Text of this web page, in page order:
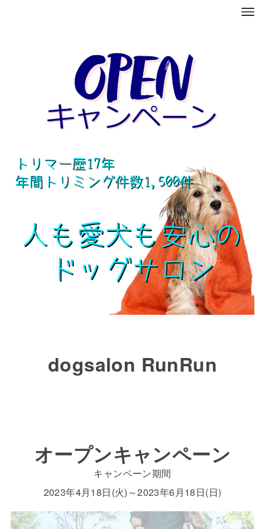
dogsalon RunRun
オープンキャンペーン
キャンペーン期間
2023年4月18日(火)～2023年6月18日(日)